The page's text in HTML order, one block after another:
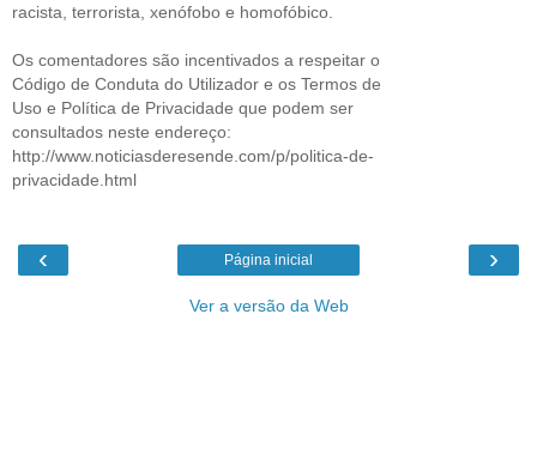
racista, terrorista, xenófobo e homofóbico.
Os comentadores são incentivados a respeitar o
Código de Conduta do Utilizador e os Termos de
Uso e Política de Privacidade que podem ser
consultados neste endereço:
http://www.noticiasderesende.com/p/politica-de-
privacidade.html
‹ ›
Página inicial
Ver a versão da Web